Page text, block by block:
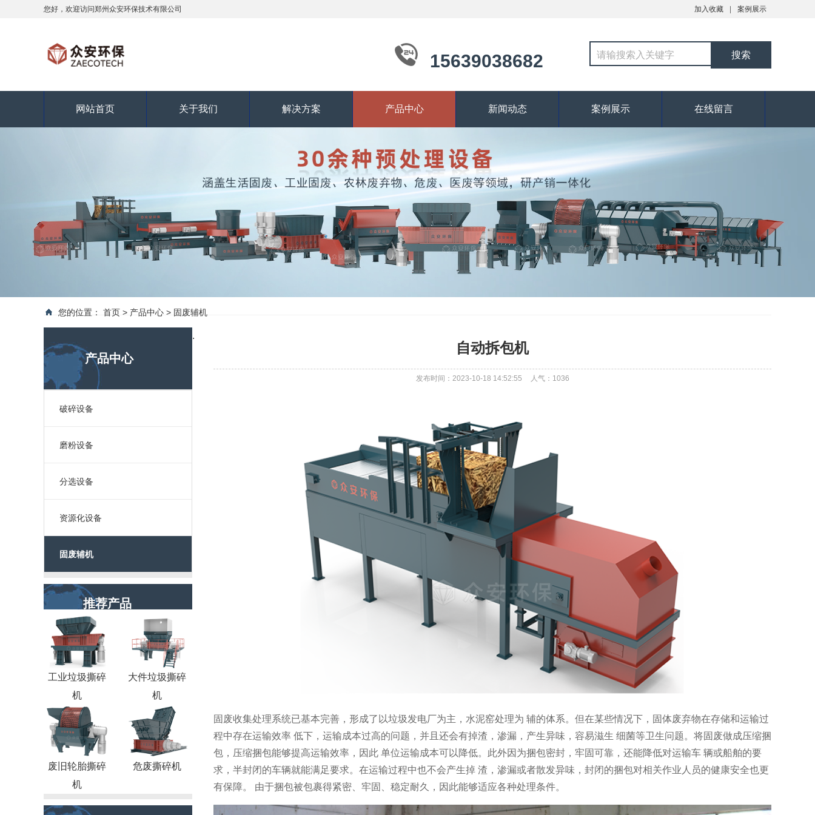
您好，欢迎访问郑州众安环保技术有限公司 加入收藏 案例展示
15639038682
网站首页 关于我们 解决方案 产品中心 新闻动态 案例展示 在线留言
您的位置： 首页 > 产品中心 > 固废辅机
.
产品中心
破碎设备
磨粉设备
分选设备
资源化设备
固废辅机
推荐产品
工业垃圾撕碎
机
大件垃圾撕碎
机
废旧轮胎撕碎
机
危废撕碎机
自动拆包机
发布时间：2023-10-18 14:52:55 人气： 1036
固废收集处理系统已基本完善，形成了以垃圾发电厂为主，水泥窑处理为 辅的体系。但在某些情况下，固体废弃物在存储和运输过
程中存在运输效率 低下，运输成本过高的问题，并且还会有掉渣，渗漏，产生异味，容易滋生 细菌等卫生问题。将固废做成压缩捆
包，压缩捆包能够提高运输效率，因此 单位运输成本可以降低。此外因为捆包密封，牢固可靠，还能降低对运输车 辆或船舶的要
求，半封闭的车辆就能满足要求。在运输过程中也不会产生掉 渣，渗漏或者散发异味，封闭的捆包对相关作业人员的健康安全也更
有保障。 由于捆包被包裹得紧密、牢固、稳定耐久，因此能够适应各种处理条件。